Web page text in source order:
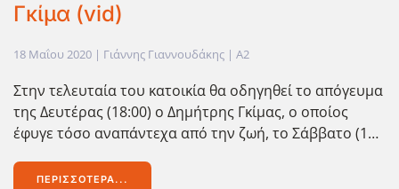
Γκίμα (vid)
18 Μαΐου 2020 | Γιάννης Γιαννουδάκης | A2
Στην τελευταία του κατοικία θα οδηγηθεί το απόγευμα
της Δευτέρας (18:00) ο Δημήτρης Γκίμας, ο οποίος
έφυγε τόσο αναπάντεχα από την ζωή, το Σάββατο (1…
ΠΕΡΙΣΣΌΤΕΡΑ...